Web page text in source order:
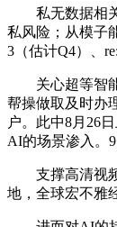
私无数据相关
私风险；从模子
3（估计Q4）、
关心超等智能
帮操做取及时办
户。此中8月26
AI的场景渗入。
支撑高清视频
地，全球宏不雅